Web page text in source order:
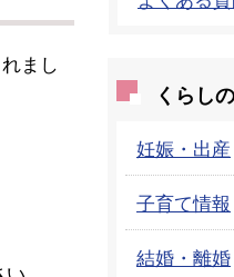
まし
くらし
妊娠・出産
子育て情報
結婚・離婚